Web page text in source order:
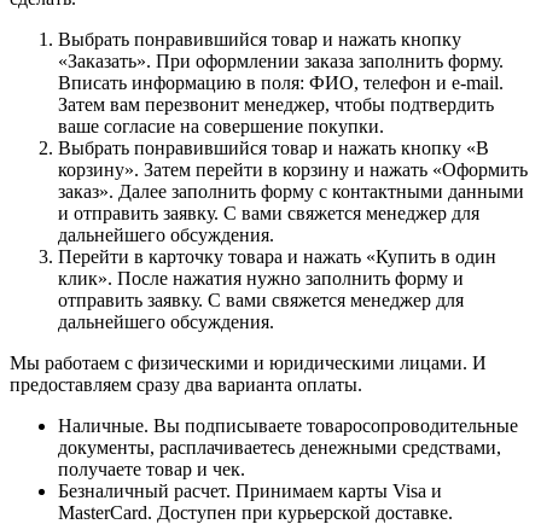
Выбрать понравившийся товар и нажать кнопку
«Заказать». При оформлении заказа заполнить форму.
Вписать информацию в поля: ФИО, телефон и e-mail.
Затем вам перезвонит менеджер, чтобы подтвердить
ваше согласие на совершение покупки.
Выбрать понравившийся товар и нажать кнопку «В
корзину». Затем перейти в корзину и нажать «Оформить
заказ». Далее заполнить форму с контактными данными
и отправить заявку. С вами свяжется менеджер для
дальнейшего обсуждения.
Перейти в карточку товара и нажать «Купить в один
клик». После нажатия нужно заполнить форму и
отправить заявку. С вами свяжется менеджер для
дальнейшего обсуждения.
Мы работаем с физическими и юридическими лицами. И
предоставляем сразу два варианта оплаты.
Наличные. Вы подписываете товаросопроводительные
документы, расплачиваетесь денежными средствами,
получаете товар и чек.
Безналичный расчет. Принимаем карты Visa и
MasterCard. Доступен при курьерской доставке.